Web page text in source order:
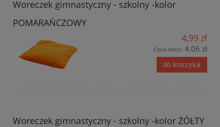
Woreczek gimnastyczny - szkolny -kolor
POMARAŃCZOWY
4,99 zł
Cena netto: 4,06 zł
do koszyka
Woreczek gimnastyczny - szkolny -kolor ŻÓŁTY